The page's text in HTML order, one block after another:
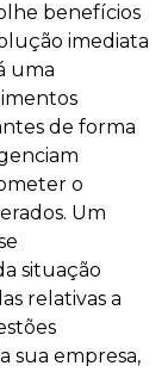
benefícios
imediata
uma
de forma
o
Um
situação
relativas a
sua empresa,